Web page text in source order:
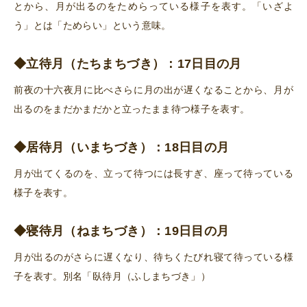
とから、月が出るのをためらっている様子を表す。「いざよ
う」とは「ためらい」という意味。
◆立待月（たちまちづき）：17日目の月
前夜の十六夜月に比べさらに月の出が遅くなることから、月が
出るのをまだかまだかと立ったまま待つ様子を表す。
◆居待月（いまちづき）：18日目の月
月が出てくるのを、立って待つには長すぎ、座って待っている
様子を表す。
◆寝待月（ねまちづき）：19日目の月
月が出るのがさらに遅くなり、待ちくたびれ寝て待っている様
子を表す。別名「臥待月（ふしまちづき」）